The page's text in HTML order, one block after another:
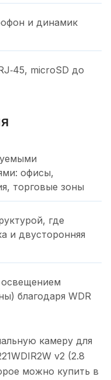
и динамик
microSD до
офисы,
торговые зоны
где
и двусторонняя
благодаря WDR
камеру для
v2 (2.8
можно купить в